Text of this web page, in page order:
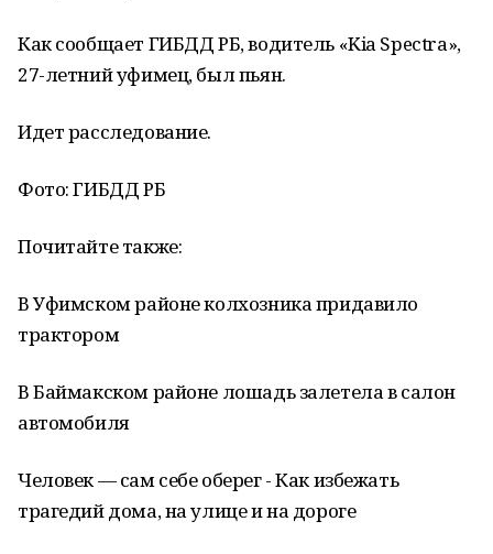
Как сообщает ГИБДД РБ, водитель «Kia Spectra»,
27-летний уфимец, был пьян.
Идет расследование.
Фото: ГИБДД РБ
Почитайте также:
В Уфимском районе колхозника придавило
трактором
В Баймакском районе лошадь залетела в салон
автомобиля
Человек — сам себе оберег - Как избежать
трагедий дома, на улице и на дороге